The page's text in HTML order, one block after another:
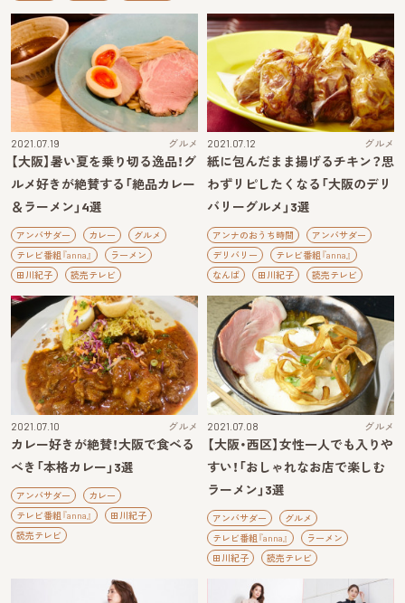
2021.07.19 グルメ
【大阪】暑い夏を乗り切る逸品！グ
ルメ好きが絶賛する「絶品カレー
＆ラーメン」4選
アンバサダー カレー
グルメ
テレビ番組『anna』
ラーメン
田川紀子
読売テレビ
2021.07.12 グルメ
紙に包んだまま揚げるチキン？思
わずリピしたくなる「大阪のデリ
バリーグルメ」3選
アンナのおうち時間
アンバサダー
デリバリー
テレビ番組『anna』
なんば
田川紀子 読売テレビ
2021.07.10 グルメ
カレー好きが絶賛！大阪で食べる
べき「本格カレー」3選
アンバサダー
カレー
テレビ番組『anna』
田川紀子
読売テレビ
2021.07.08 グルメ
【大阪・西区】女性一人でも入りや
すい！「おしゃれなお店で楽しむ
ラーメン」3選
アンバサダー
グルメ
テレビ番組『anna』
ラーメン
田川紀子
読売テレビ